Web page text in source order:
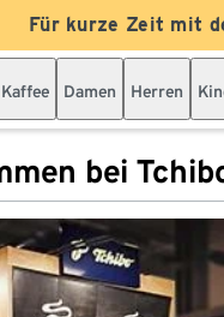
Für kurze Zeit mit
Kaffee Damen Herren
bei